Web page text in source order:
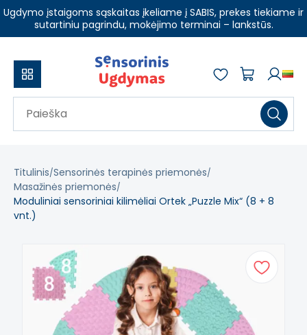
Ugdymo įstaigoms sąskaitas įkeliame į SABIS, prekes tiekiame ir
sutartiniu pagrindu, mokėjimo terminai – lankstūs.
Titulinis Sensorinės terapinės priemonės
Masažinės priemonės
Moduliniai sensoriniai kilimėliai Ortek „Puzzle Mix“ (8 + 8
vnt.)